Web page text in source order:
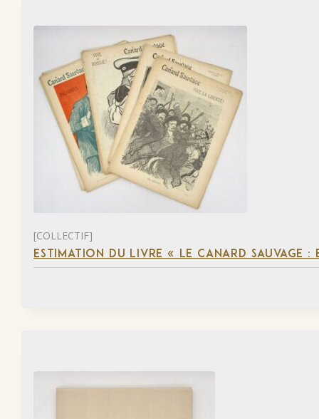
[COLLECTIF]
ESTIMATION DU LIVRE « LE CANARD SAUVAGE :